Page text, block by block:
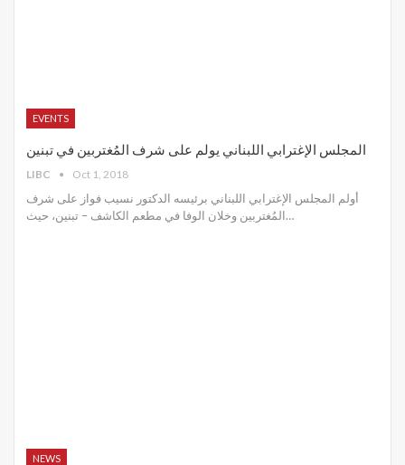
EVENTS
المجلس الإغترابي اللبناني يولم على شرف المُغتربين في تبنين
LIBC Oct 1, 2018
أولم المجلس الإغترابي اللبناني برئيسه الدكتور نسيب فواز على شرف
المُغتربين وخلان الوفا في مطعم الكاشف – تبنين، حيث…
NEWS